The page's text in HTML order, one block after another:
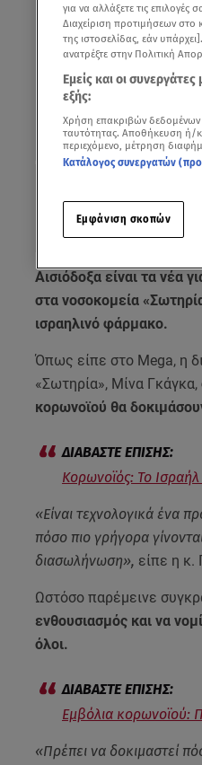
Αισιόδοξα είναι τα νέα
στα νοσοκομεία
ισραηλινό φάρμακο.
Όπως είπε στο Mega, η
«Σωτηρία», Μίνα Γκάγκα,
κορωνοϊού θα
Κορωνοϊός: Το
«Είναι τεχνολογικά ένα
πόσο πιο γρήγορα
διασωλήνωση», είπε η κ.
Ωστόσο παρέμεινε
ενθουσιασμός και να
όλοι.
Εμβόλια κορωνοϊού:
«Πρέπει να δοκιμαστεί
για να αλλάξετε τις
Διαχείριση προτιμήσεων
της ιστοσελίδας, εάν
ανατρέξτε στην Πολιτική
Εμείς και οι
εξής:
Χρήση επακριβών δεδομένων
ταυτότητας. Αποθήκευση ή/
περιεχόμενο, μέτρηση
Κατάλογος συνεργατών
Εμφάνιση σκοπών